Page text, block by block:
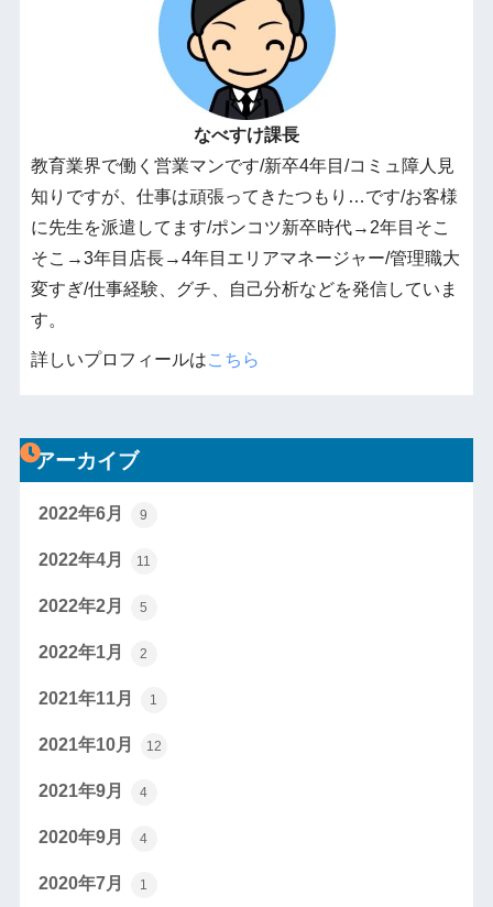
なべすけ課長
教育業界で働く営業マンです/新卒4年目/コミュ障人見
知りですが、仕事は頑張ってきたつもり…です/お客様
に先生を派遣してます/ポンコツ新卒時代→2年目そこ
そこ→3年目店長→4年目エリアマネージャー/管理職大
変すぎ/仕事経験、グチ、自己分析などを発信していま
す。
詳しいプロフィールはこちら
アーカイブ
2022年6月 9
2022年4月 11
2022年2月 5
2022年1月 2
2021年11月 1
2021年10月 12
2021年9月 4
2020年9月 4
2020年7月 1